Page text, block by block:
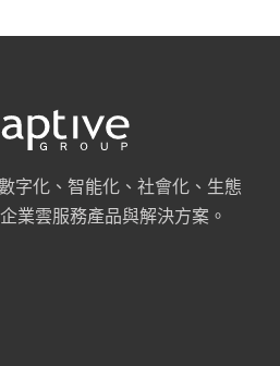
字化、智能化、社會化、生態
業雲服務產品與解決方案。